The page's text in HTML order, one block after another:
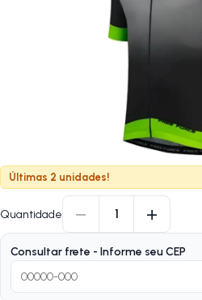
Últimas 2 unidades!
Quantidade − 1 +
Consultar frete - Informe seu CEP